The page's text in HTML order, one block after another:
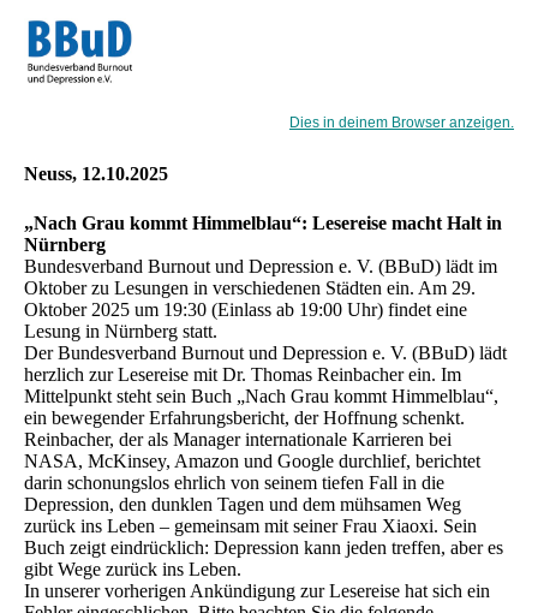
Dies in deinem Browser anzeigen.
Neuss, 12.10.2025
„Nach Grau kommt Himmelblau“: Lesereise macht Halt in
Nürnberg
Bundesverband Burnout und Depression e. V. (BBuD) lädt im
Oktober zu Lesungen in verschiedenen Städten ein. Am 29.
Oktober 2025 um 19:30 (Einlass ab 19:00 Uhr) findet eine
Lesung in Nürnberg statt.
Der Bundesverband Burnout und Depression e. V. (BBuD) lädt
herzlich zur Lesereise mit Dr. Thomas Reinbacher ein. Im
Mittelpunkt steht sein Buch „Nach Grau kommt Himmelblau“,
ein bewegender Erfahrungsbericht, der Hoffnung schenkt.
Reinbacher, der als Manager internationale Karrieren bei
NASA, McKinsey, Amazon und Google durchlief, berichtet
darin schonungslos ehrlich von seinem tiefen Fall in die
Depression, den dunklen Tagen und dem mühsamen Weg
zurück ins Leben – gemeinsam mit seiner Frau Xiaoxi. Sein
Buch zeigt eindrücklich: Depression kann jeden treffen, aber es
gibt Wege zurück ins Leben.
In unserer vorherigen Ankündigung zur Lesereise hat sich ein